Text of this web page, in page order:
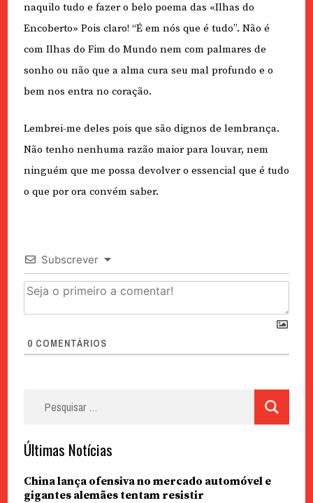
naquilo tudo e fazer o belo poema das «Ilhas do
Encoberto» Pois claro! “É em nós que é tudo”. Não é
com Ilhas do Fim do Mundo nem com palmares de
sonho ou não que a alma cura seu mal profundo e o
bem nos entra no coração.
Lembrei-me deles pois que são dignos de lembrança.
Não tenho nenhuma razão maior para louvar, nem
ninguém que me possa devolver o essencial que é tudo
o que por ora convém saber.
Subscrever
0 COMENTÁRIOS
Últimas Notícias
China lança ofensiva no mercado automóvel e
gigantes alemães tentam resistir